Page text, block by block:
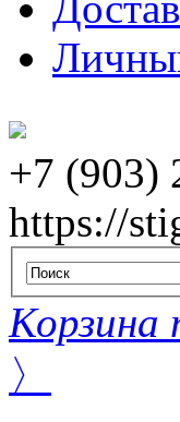
+7 (903)
https://
Корзина
〉